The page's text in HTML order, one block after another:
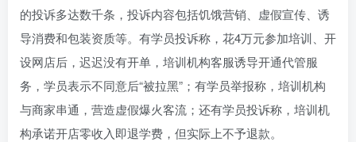
的投诉多达数千条，投诉内容包括饥饿营销、虚假宣传、诱
导消费和包装资质等。有学员投诉称，花4万元参加培训、开
设网店后，迟迟没有开单，培训机构客服诱导开通代管服
务，学员表示不同意后“被拉黑”；有学员举报称，培训机构
与商家串通，营造虚假爆火客流；还有学员投诉称，培训机
构承诺开店零收入即退学费，但实际上不予退款。